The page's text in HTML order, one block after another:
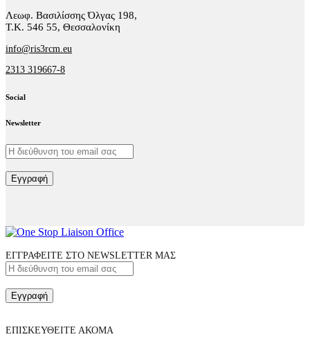
Λεωφ. Βασιλίσσης Όλγας 198,
Τ.Κ. 546 55, Θεσσαλονίκη
info@ris3rcm.eu
2313 319667-8
Social
facebook-
linkedin
twitter-
Newsletter
Εγγραφή
ΕΓΓΡΑΦΕΙΤΕ ΣΤΟ NEWSLETTER ΜΑΣ
Εγγραφή
ΕΠΙΣΚΕΥΘΕΙΤΕ ΑΚΟΜΑ